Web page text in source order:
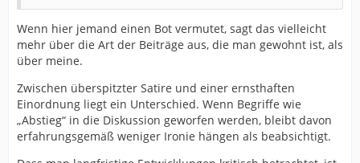
Wenn hier jemand einen Bot vermutet, sagt das vielleicht
mehr über die Art der Beiträge aus, die man gewohnt ist, als
über meine.
Zwischen überspitzter Satire und einer ernsthaften
Einordnung liegt ein Unterschied. Wenn Begriffe wie
„Abstieg“ in die Diskussion geworfen werden, bleibt davon
erfahrungsgemäß weniger Ironie hängen als beabsichtigt.